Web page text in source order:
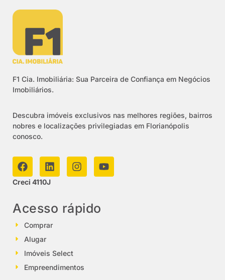
F1 Cia. Imobiliária: Sua Parceira de Confiança em Negócios
Imobiliários.
Descubra imóveis exclusivos nas melhores regiões, bairros
nobres e localizações privilegiadas em Florianópolis
conosco.
Creci 4110J
Acesso rápido
Comprar
Alugar
Imóveis Select
Empreendimentos